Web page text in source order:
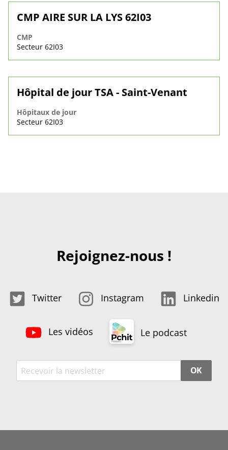
CMP AIRE SUR LA LYS 62I03
CMP
Secteur 62I03
Hôpital de jour TSA - Saint-Venant
Hôpitaux de jour
Secteur 62I03
Rejoignez-nous !
Twitter Instagram Linkedin
Les vidéos Le podcast
OK